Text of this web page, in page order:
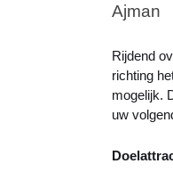
Ajman
Rijdend
richting
mogelijk.
uw